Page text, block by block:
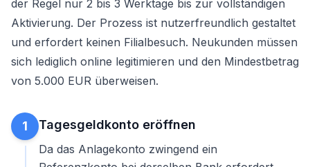
der Regel nur 2 bis 3 Werktage bis zur vollständigen
Aktivierung. Der Prozess ist nutzerfreundlich gestaltet
und erfordert keinen Filialbesuch. Neukunden müssen
sich lediglich online legitimieren und den Mindestbetrag
von 5.000 EUR überweisen.
1 Tagesgeldkonto eröffnen
Da das Anlagekonto zwingend ein